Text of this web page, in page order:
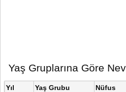
Yaş Gruplarına Göre
Yıl Yaş Grubu Nüfus